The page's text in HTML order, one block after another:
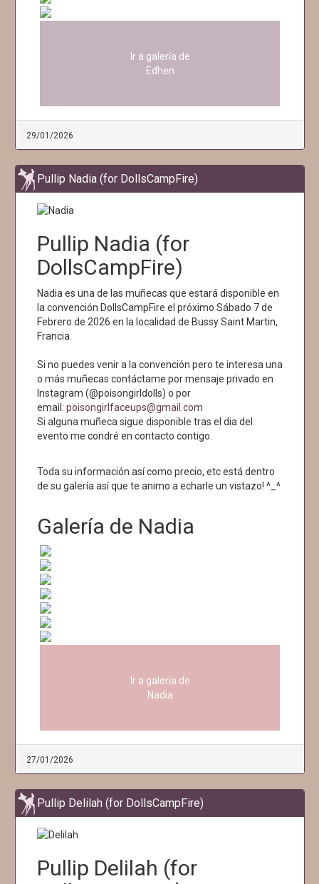
Ir a galería de
Edhen
29/01/2026
Pullip Nadia (for DollsCampFire)
Pullip Nadia (for
DollsCampFire)
Nadia es una de las muñecas que estará disponible en
la convención DollsCampFire el próximo Sábado 7 de
Febrero de 2026 en la localidad de Bussy Saint Martin,
Francia.
Si no puedes venir a la convención pero te interesa una
o más muñecas contáctame por mensaje privado en
Instagram (@poisongirldolls) o por
email: poisongirlfaceups@gmail.com
Si alguna muñeca sigue disponible tras el dia del
evento me condré en contacto contigo.
Toda su información así como precio, etc está dentro
de su galería así que te animo a echarle un vistazo! ^_^
Galería de Nadia
Ir a galería de
Nadia
27/01/2026
Pullip Delilah (for DollsCampFire)
Pullip Delilah (for